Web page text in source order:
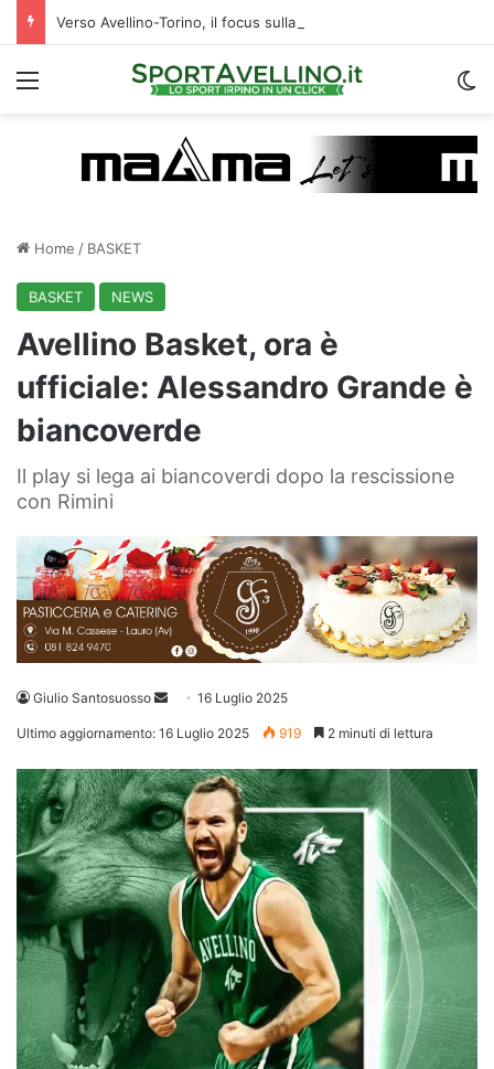
Verso Avellino-Torino, il focus sulla formazione granata
Menu
Home / BASKET
BASKET NEWS
Avellino Basket, ora è
ufficiale: Alessandro Grande è
biancoverde
Il play si lega ai biancoverdi dopo la rescissione
con Rimini
Giulio Santosuosso
Invia 16 Luglio 2025
Ultimo aggiornamento: 16 Luglio 2025 919 2 minuti di lettura